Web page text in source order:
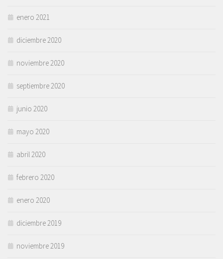
enero 2021
diciembre 2020
noviembre 2020
septiembre 2020
junio 2020
mayo 2020
abril 2020
febrero 2020
enero 2020
diciembre 2019
noviembre 2019